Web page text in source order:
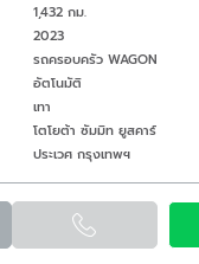
1,432 กม.
2023
รถครอบครัว WAGON
อัตโนมัติ
เทา
โตโยต้า ซัมมิท ยูสคาร์
ประเวศ กรุงเทพฯ